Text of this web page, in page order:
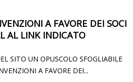
A FAVORE DEI SOCI
AL LINK INDICATO
SITO UN OPUSCOLO SFOGLIABILE
A FAVORE DEI...